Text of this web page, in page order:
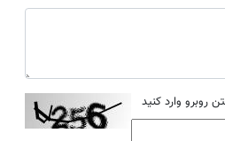
روبرو وارد کنید